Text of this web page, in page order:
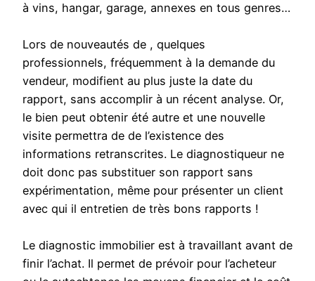
à vins, hangar, garage, annexes en tous genres…
Lors de nouveautés de , quelques
professionnels, fréquemment à la demande du
vendeur, modifient au plus juste la date du
rapport, sans accomplir à un récent analyse. Or,
le bien peut obtenir été autre et une nouvelle
visite permettra de de l’existence des
informations retranscrites. Le diagnostiqueur ne
doit donc pas substituer son rapport sans
expérimentation, même pour présenter un client
avec qui il entretien de très bons rapports !
Le diagnostic immobilier est à travaillant avant de
finir l’achat. Il permet de prévoir pour l’acheteur